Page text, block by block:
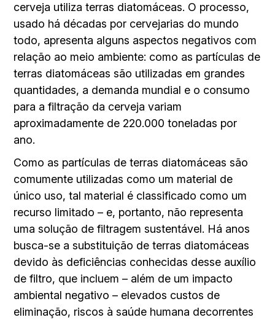
cerveja utiliza terras diatomáceas. O processo,
usado há décadas por cervejarias do mundo
todo, apresenta alguns aspectos negativos com
relação ao meio ambiente: como as partículas de
terras diatomáceas são utilizadas em grandes
quantidades, a demanda mundial e o consumo
para a filtração da cerveja variam
aproximadamente de 220.000 toneladas por
ano.
Como as partículas de terras diatomáceas são
comumente utilizadas como um material de
único uso, tal material é classificado como um
recurso limitado – e, portanto, não representa
uma solução de filtragem sustentável. Há anos
busca-se a substituição de terras diatomáceas
devido às deficiências conhecidas desse auxílio
de filtro, que incluem – além de um impacto
ambiental negativo – elevados custos de
eliminação, riscos à saúde humana decorrentes